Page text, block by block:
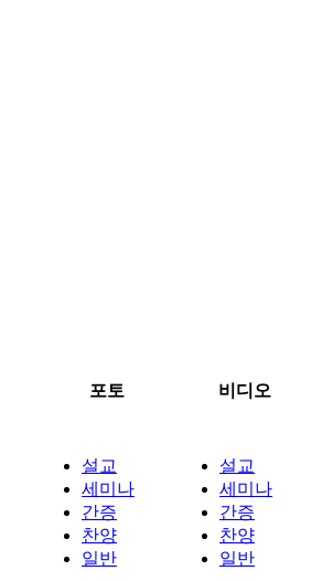
포토 비디오
설교
세미나
간증
찬양
일반
설교
세미나
간증
찬양
일반